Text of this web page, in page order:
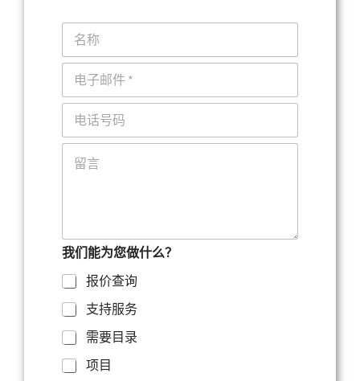
名
电
邮
电
评
我们能为您做什么？
报价查询
支持服务
需要目录
项目